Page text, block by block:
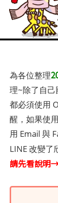
為各位整理
理~除了自
都必須使用
醒，如果使
用 Email 與
LINE 改變了
請先看說明